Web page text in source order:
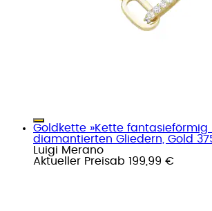
Goldkette »Kette fantasieförmig
diamantierten Gliedern, Gold
Luigi Merano
Aktueller Preisab 199,99 €